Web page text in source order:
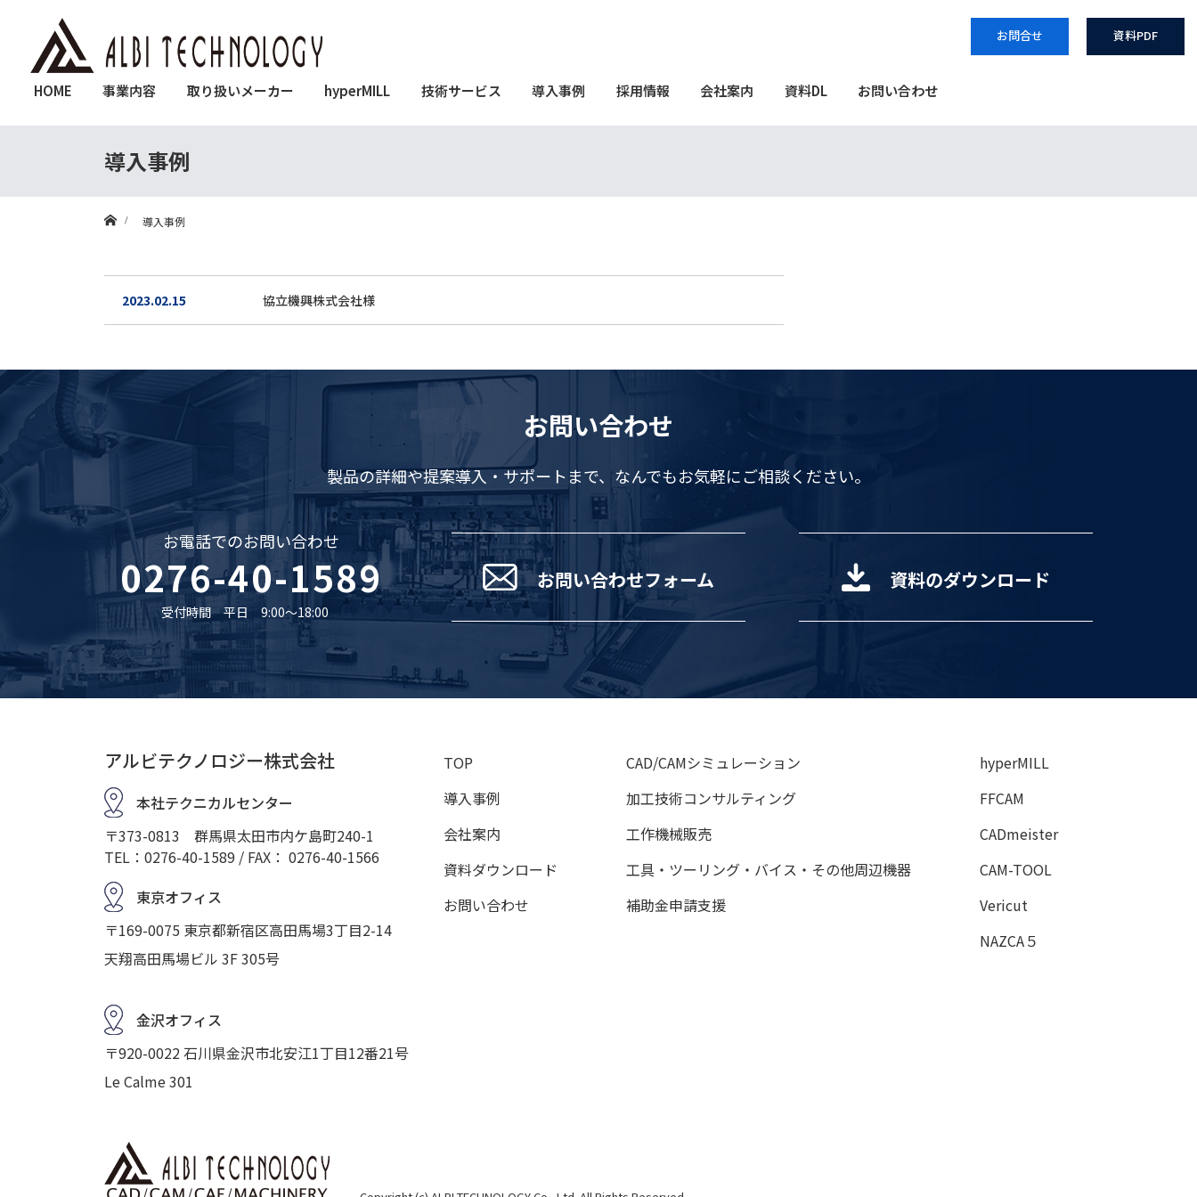
HOME 事業内容 取り扱いメーカー hyperMILL 技術サービス 導入事例 採用情報 会社案内 資料DL お問い合わせ
お問合せ 資料PDF
導入事例
導入事例
2023.02.15 協立機興株式会社様
お問い合わせ
製品の詳細や提案導入・サポートまで、 なんでもお気軽にご相談ください。
お電話でのお問い合わせ
0276-40-1589
受付時間 平日 9:00〜18:00
お問い合わせフォーム 資料のダウンロード
アルビテクノロジー株式会社
本社テクニカルセンター
〒373-0813 群馬県太田市内ケ島町240-1
TEL：0276-40-1589 / FAX： 0276-40-1566
東京オフィス
〒169-0075 東京都新宿区高田馬場3丁目2-14
天翔高田馬場ビル 3F 305号
金沢オフィス
〒920-0022 石川県金沢市北安江1丁目12番21号
Le Calme 301
TOP
導入事例
会社案内
資料ダウンロード
お問い合わせ
CAD/CAMシミュレーション
加工技術コンサルティング
工作機械販売
工具・ツーリング・バイス・その他周辺機器
補助金申請支援
hyperMILL
FFCAM
CADmeister
CAM-TOOL
Vericut
NAZCA５